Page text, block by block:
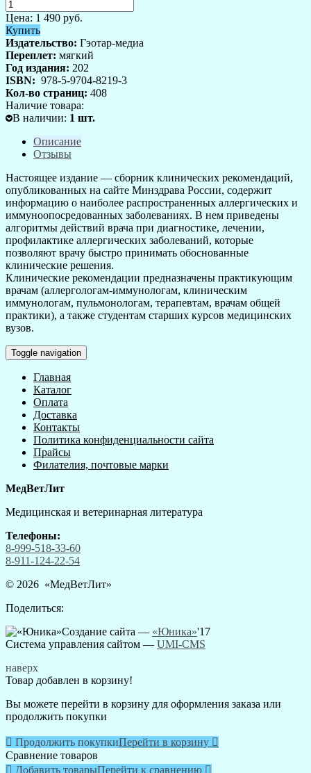
Цена: 1 490 руб.
Купить
Издательство: Гэотар-медиа
Переплет: мягкий
Год издания: 202
ISBN: 978-5-9704-8219-3
Кол-во страниц: 408
Наличие товара:
В наличии: 1 шт.
Описание
Отзывы
Настоящее издание — сборник клинических рекомендаций,
опубликованных на сайте Минздрава России, содержит
информацию о наиболее распространенных аллергических и
иммуноопосредованных заболеваниях. В нем приведены
алгоритмы действий врача при диагностике, лечении,
профилактике аллергических заболеваний, которые
позволяют врачу быстро принимать обоснованные
клинические решения.
Клинические рекомендации предназначены практикующим
врачам (аллергологам-иммунологам, клиническим
иммунологам, пульмонологам, терапевтам, врачам общей
практики), а также студентам старших курсов медицинских
вузов.
Toggle navigation
Главная
Каталог
Оплата
Доставка
Контакты
Политика конфиденциальности сайта
Прайсы
Филателия, почтовые марки
МедВетЛит
Медицинская и ветеринарная литература
Телефоны:
8-999-518-33-60
8-911-124-22-54
© 2026 «МедВетЛит»
Поделиться:
Создание сайта — «Юника»'17
Система управления сайтом — UMI-CMS
наверх
Товар добавлен в корзину!
Вы можете перейти в корзину для оформления заказа или
продолжить покупки
 Продолжить покупкиПерейти в корзину 
Сравнение товаров
 Добавить товарыПерейти к сравнению 